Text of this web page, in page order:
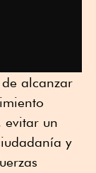
alcanzar
evitar un
y